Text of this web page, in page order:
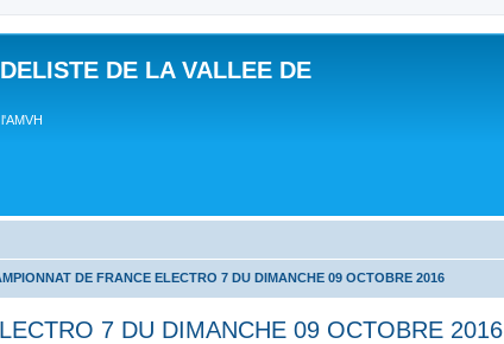
DE LA VALLEE DE
DE FRANCE ELECTRO 7 DU DIMANCHE 09 OCTOBRE 2016
7 DU DIMANCHE 09 OCTOBRE 2016